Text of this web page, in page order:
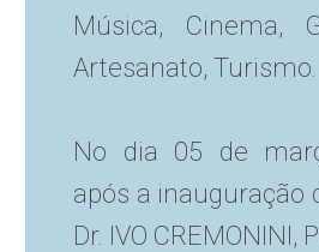
Música, Cinema,
Artesanato, Turismo.
No dia 05 de
após a inauguração
Dr. IVO CREMONINI,